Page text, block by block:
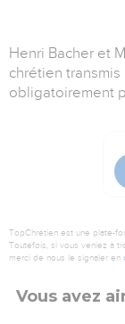
Henri Bacher et
chrétien
obligatoirement
TopChrétien est une plate-
Toutefois, si vous veniez à
merci de nous le signaler en
Vous avez